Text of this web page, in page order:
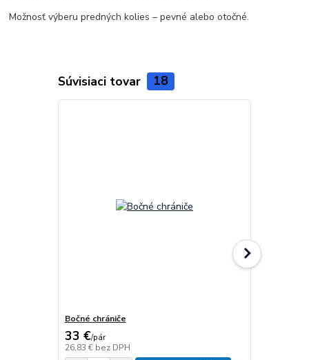
Možnosť výberu predných kolies – pevné alebo otočné.
Súvisiaci tovar 18
Bočné chrániče
33 €/pár
26,83 € bez DPH